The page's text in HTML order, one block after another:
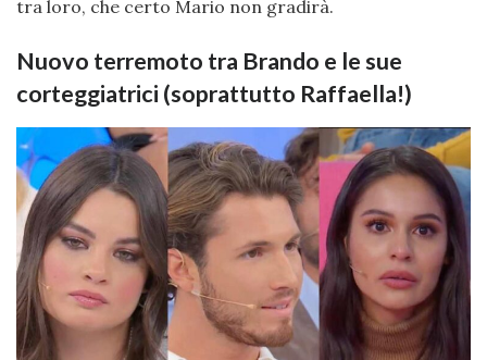
tra loro, che certo Mario non gradirà.
Nuovo terremoto tra Brando e le sue
corteggiatrici (soprattutto Raffaella!)